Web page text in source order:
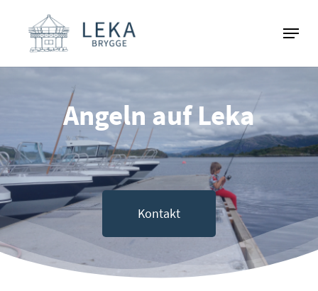
Menu
Angeln auf Leka
Kontakt
Menu